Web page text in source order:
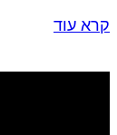
קרא עוד